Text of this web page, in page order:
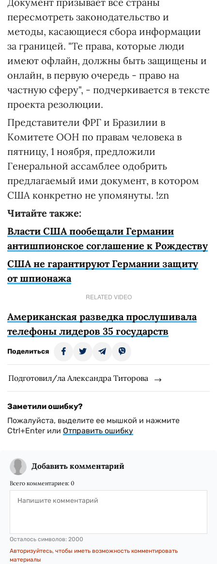
пересмотреть законодательство и
методы, касающиеся сбора информации
за границей. "Те права, которые люди
имеют офлайн, должны быть защищены и
онлайн, в первую очередь - право на
частную сферу", - подчеркивается в тексте
проекта резолюции.
Представители ФРГ и Бразилии в
Комитете ООН по правам человека в
пятницу, 1 ноября, предложили
Генеральной ассамблее одобрить
предлагаемый ими документ, в котором
США конкретно не упомянуты. !zn
Читайте также:
Власти США пообещали Германии
антишпионское соглашение к Рождеству
США не гарантируют Германии защиту
от шпионажа
RELATED VIDEO
Американская разведка прослушивала
телефоны лидеров 35 государств
Поделиться
Подготовил/ла Александра Титорова
Заметили ошибку?
Пожалуйста, выделите ее мышкой и нажмите
Ctrl+Enter или Отправить ошибку
Добавить комментарий
Всего комментариев: 0
Осталось символов: 2000
Авторизуйтесь, чтобы иметь возможность комментировать
материалы